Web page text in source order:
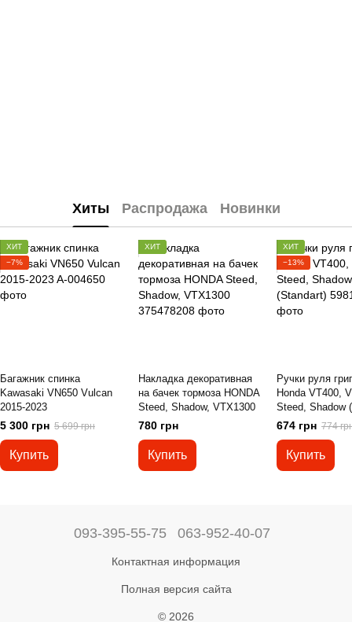
Хиты Распродажа Новинки
ХИТ
−7%
Багажник спинка
Kawasaki VN650 Vulcan
2015-2023
5 300 грн 5 699 грн
Купить
ХИТ
Накладка декоративная
на бачек тормоза HONDA
Steed, Shadow, VTX1300
780 грн
Купить
ХИТ
−13%
Ручки руля
Honda VT400,
Steed, Shadow
674 грн 774
Купить
093-395-55-75 063-952-40-07
Контактная информация
Полная версия сайта
© 2026